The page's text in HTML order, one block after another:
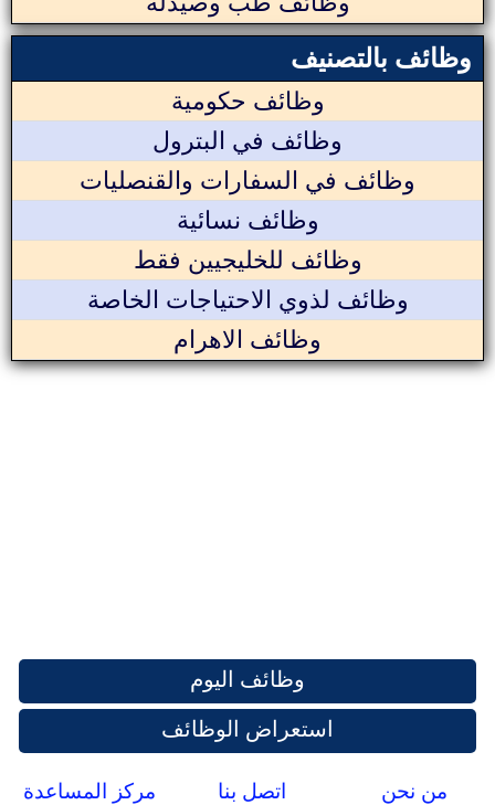
وظائف بالتصنيف
وظائف حكومية
وظائف في البترول
وظائف في السفارات والقنصليات
وظائف نسائية
وظائف للخليجيين فقط
وظائف لذوي الاحتياجات الخاصة
وظائف الاهرام
وظائف اليوم
استعراض الوظائف
من نحن اتصل بنا مركز المساعدة